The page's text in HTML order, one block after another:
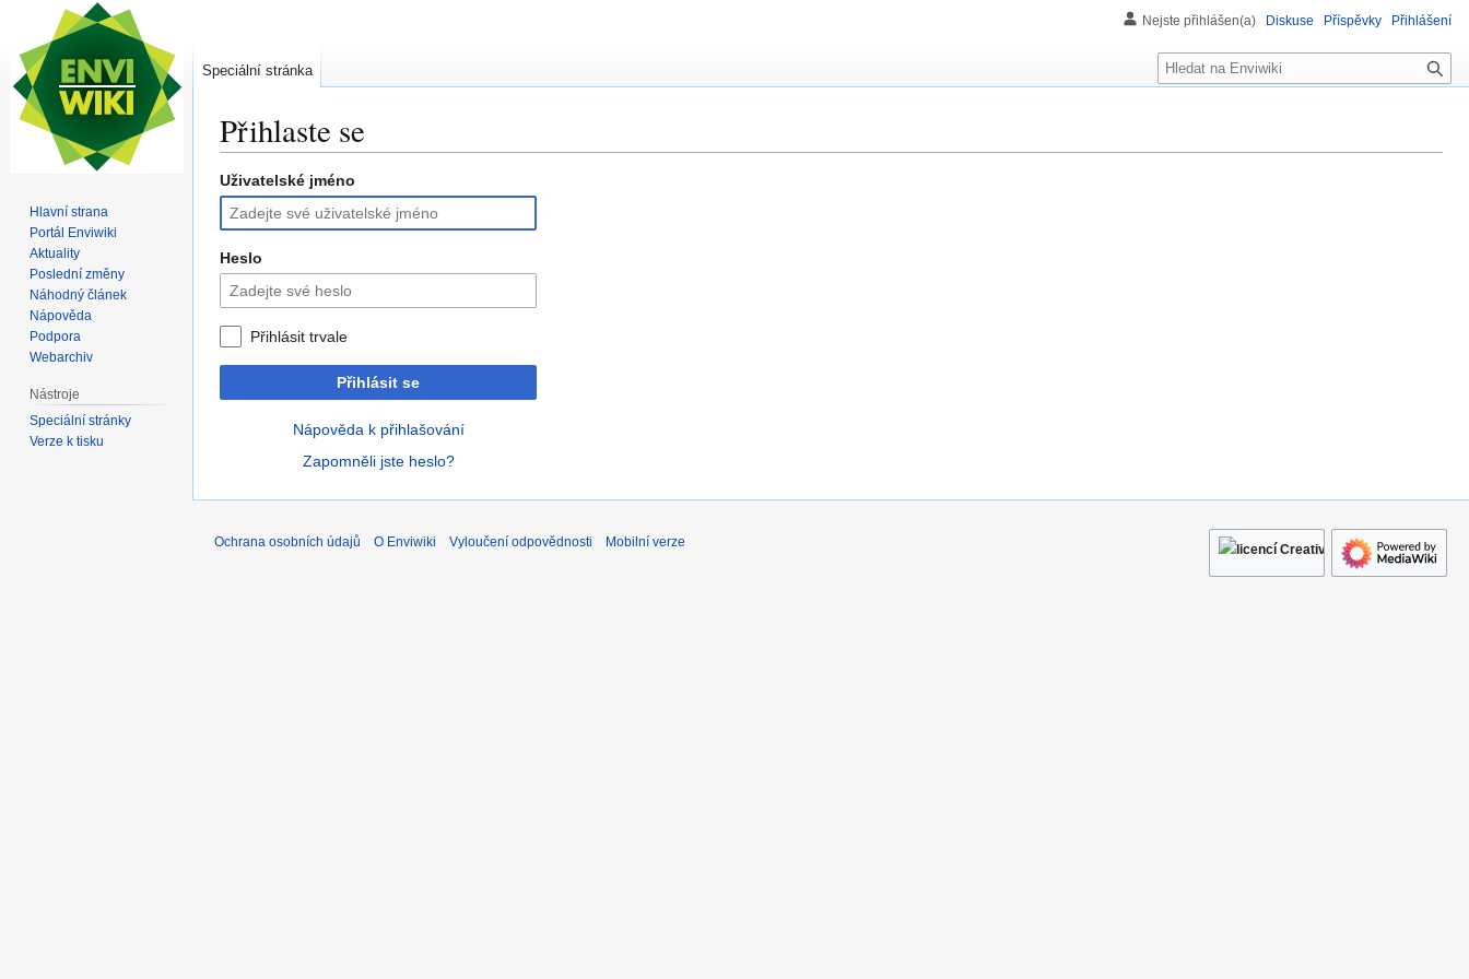
Přihlaste se
Skočit
na
navigaci
Skočit
na
vyhledávání
Uživatelské jméno
Heslo
Přihlásit trvale
Přihlásit se
Nápověda k přihlašování
Zapomněli jste heslo?
Nejste přihlášen(a) Diskuse Příspěvky Přihlášení
Speciální stránka
H
l
á
Hlavní strana
Portál Enviwiki
Aktuality
Poslední změny
Náhodný článek
Nápověda
Podpora
Webarchiv
Nástroje
Speciální stránky
Verze k tisku
Ochrana osobních údajů O Enviwiki Vyloučení odpovědnosti Mobilní verze